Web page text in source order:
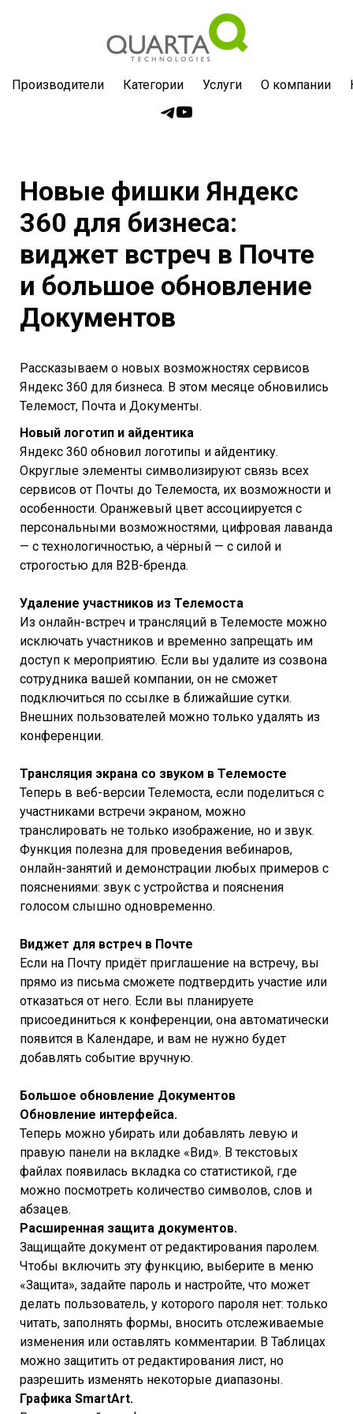
Производители Категории Услуги О компании
Новые фишки Яндекс
360 для бизнеса:
виджет встреч в Почте
и большое обновление
Документов
Рассказываем о новых возможностях сервисов
Яндекс 360 для бизнеса. В этом месяце обновились
Телемост, Почта и Документы.
Новый логотип и айдентика
Яндекс 360 обновил логотипы и айдентику.
Округлые элементы символизируют связь всех
сервисов от Почты до Телемоста, их возможности и
особенности. Оранжевый цвет ассоциируется с
персональными возможностями, цифровая лаванда
— с технологичностью, а чёрный — с силой и
строгостью для B2B-бренда.
Удаление участников из Телемоста
Из онлайн-встреч и трансляций в Телемосте можно
исключать участников и временно запрещать им
доступ к мероприятию. Если вы удалите из созвона
сотрудника вашей компании, он не сможет
подключиться по ссылке в ближайшие сутки.
Внешних пользователей можно только удалять из
конференции.
Трансляция экрана со звуком в Телемосте
Теперь в веб-версии Телемоста, если поделиться с
участниками встречи экраном, можно
транслировать не только изображение, но и звук.
Функция полезна для проведения вебинаров,
онлайн-занятий и демонстрации любых примеров с
пояснениями: звук с устройства и пояснения
голосом слышно одновременно.
Виджет для встреч в Почте
Если на Почту придёт приглашение на встречу, вы
прямо из письма сможете подтвердить участие или
отказаться от него. Если вы планируете
присоединиться к конференции, она автоматически
появится в Календаре, и вам не нужно будет
добавлять событие вручную.
Большое обновление Документов
Обновление интерфейса.
Теперь можно убирать или добавлять левую и
правую панели на вкладке «Вид». В текстовых
файлах появилась вкладка со статистикой, где
можно посмотреть количество символов, слов и
абзацев.
Расширенная защита документов.
Защищайте документ от редактирования паролем.
Чтобы включить эту функцию, выберите в меню
«Защита», задайте пароль и настройте, что может
делать пользователь, у которого пароля нет: только
читать, заполнять формы, вносить отслеживаемые
изменения или оставлять комментарии. В Таблицах
можно защитить от редактирования лист, но
разрешить изменять некоторые диапазоны.
Графика SmartArt.